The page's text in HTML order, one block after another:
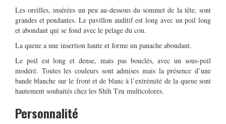
Les oreilles, insérées un peu au-dessous du sommet de la tête, sont
grandes et pendantes. Le pavillon auditif est long avec un poil long
et abondant qui se fond avec le pelage du cou.
La queue a une insertion haute et forme un panache abondant.
Le poil est long et dense, mais pas bouclés, avec un sous-poil
modéré. Toutes les couleurs sont admises mais la présence d’une
bande blanche sur le front et de blanc à l’extrémité de la queue sont
hautement souhaités chez les Shih Tzu multicolores.
Personnalité